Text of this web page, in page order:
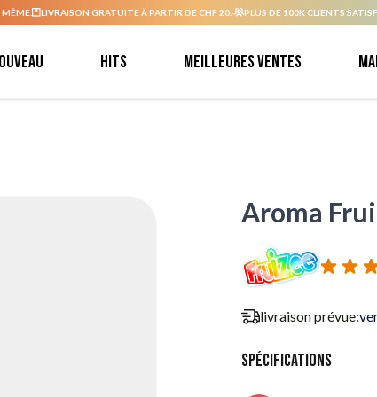
LIVRAISON GRATUITE À PARTIR DE CHF 20.- PLUS DE 100K CLIENTS
Hits Meilleures ventes
Aroma
livraison prévue:
Spécifications